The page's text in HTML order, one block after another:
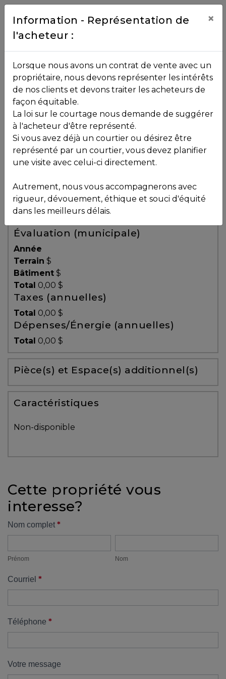
Contact
NOS
PROPRIÉTÉS
VOS
COURTIERS
Équipe
Partenaires
Témoignages
Blogue
ACHAT
Alerte
immobilière
Avec
un
courtier
vous
protégé!
outils
pour
financement
propriétaire
UNE
DÉCISION
!
de
démarrage
:
Toutes les propriétés
Vendu
, , ,
J8B 1Z4
Voir plus de photos
Évaluation (municipale)
Année
Terrain $
Bâtiment $
Total 0,00 $
Taxes (annuelles)
Total 0,00 $
Dépenses/Énergie (annuelles)
Total 0,00 $
Pièce(s) et Espace(s) additionnel(s)
Caractéristiques
Non-disponible
Cette propriété vous
interesse?
Formulaire
Nom complet *
Prénom Nom
Courriel *
Téléphone *
Votre message
Information - Représentation de
l'acheteur :
×
Lorsque nous avons un contrat de vente avec un
propriétaire, nous devons représenter les intérêts
de nos clients et devons traiter les acheteurs de
façon équitable.
La loi sur le courtage nous demande de suggérer
à l'acheteur d'être représenté.
Si vous avez déjà un courtier ou désirez être
représenté par un courtier, vous devez planifier
une visite avec celui-ci directement.
Autrement, nous vous accompagnerons avec
rigueur, dévouement, éthique et souci d'équité
dans les meilleurs délais.